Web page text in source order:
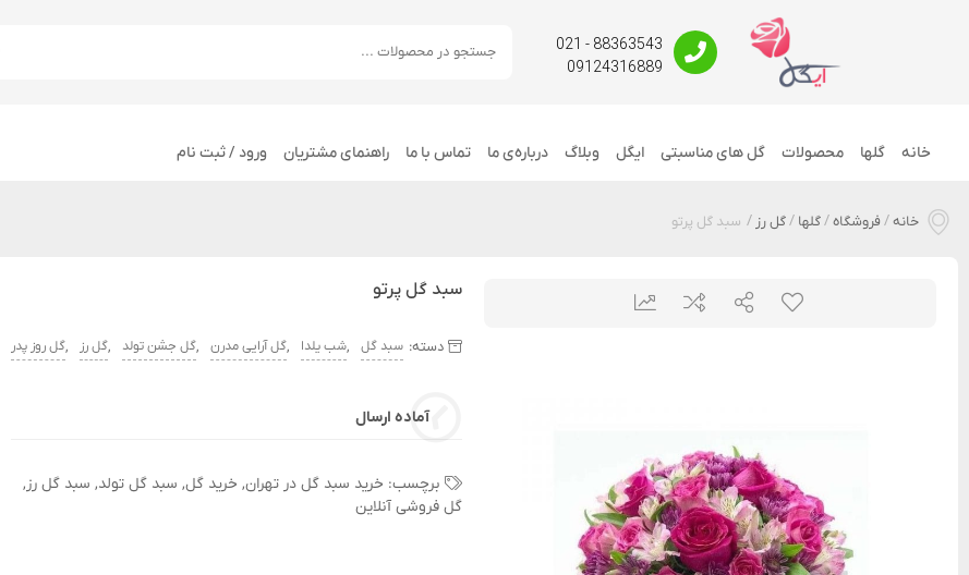
88363543 - 021
09124316889
خانه گلها محصولات گل های مناسبتی ایگل وبلاگ درباره‌ی ما تماس با ما راهنمای مشتریان ورود / ثبت نام
خانه/فروشگاه/گلها /گل رز / سبد گل پرتو
سبد گل پرتو
دسته: سبد گل ,شب یلدا ,گل آرایی مدرن ,گل جشن تولد ,گل رز ,گل روز پدر
آماده ارسال
برچسب: خرید سبد گل در تهران, خرید گل, سبد گل تولد, سبد گل رز,
گل فروشی آنلاین